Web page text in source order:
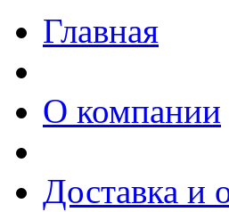
Главная
О компании
Доставка и